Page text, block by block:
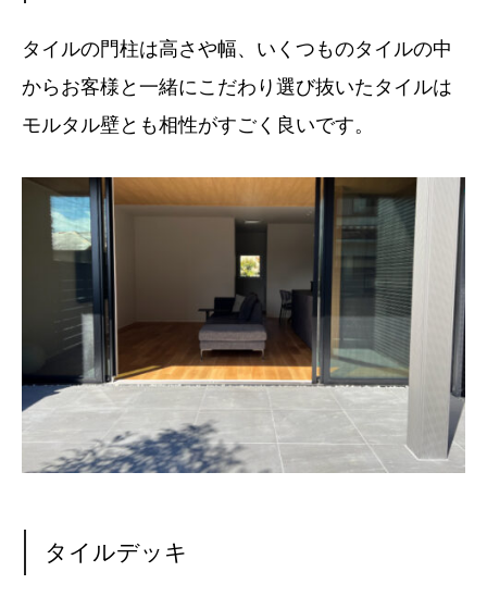
タイルの門柱は高さや幅、いくつものタイルの中
からお客様と一緒にこだわり選び抜いたタイルは
モルタル壁とも相性がすごく良いです。
タイルデッキ